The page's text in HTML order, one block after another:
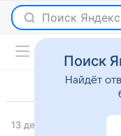
Поиск
13 декабря 2023
Поиск
Найдёт